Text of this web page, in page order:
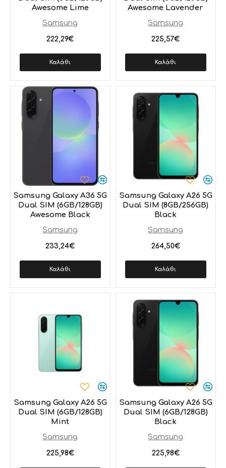
Samsung
Awesome Lime
222,29€
Καλάθι
Samsung
Awesome Lavender
225,57€
Καλάθι
Samsung
Samsung Galaxy A36 5G
Dual SIM (6GB/128GB)
Awesome Black
233,24€
Καλάθι
Samsung
Samsung Galaxy A26 5G
Dual SIM (8GB/256GB)
Black
264,50€
Καλάθι
Samsung
Samsung Galaxy A26 5G
Dual SIM (6GB/128GB)
Mint
225,98€
Samsung
Samsung Galaxy A26 5G
Dual SIM (6GB/128GB)
Black
225,98€